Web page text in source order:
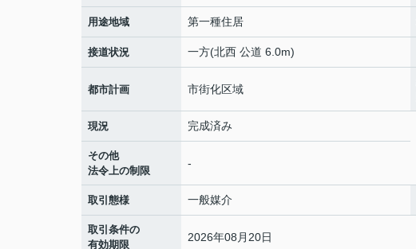
用途地域 第一種住居
接道状況 一方(北西 公道 6.0m)
都市計画 市街化区域
現況 完成済み
その他
法令上の制限
-
取引態様 一般媒介
取引条件の
有効期限
2026年08月20日